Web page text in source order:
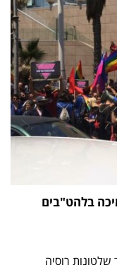
בלהט"בים
רוסיה